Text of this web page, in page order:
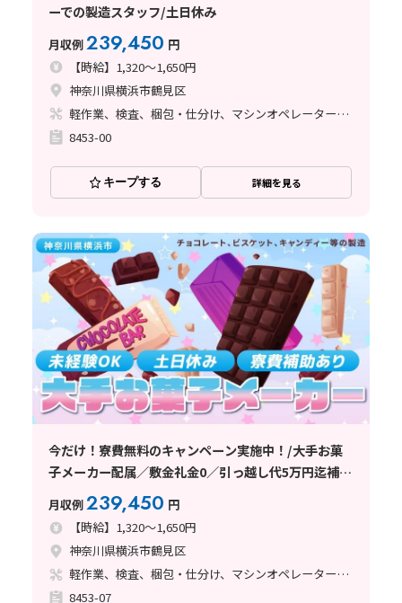
ーでの製造スタッフ/土日休み
月収例239,450 円
【時給】1,320～1,650円
神奈川県横浜市鶴見区
軽作業、検査、梱包・仕分け、マシンオペレーター、清掃・洗浄、ライン作業、立ち作業
8453-00
キープする 詳細を見る
今だけ！寮費無料のキャンペーン実施中！/大手お菓
子メーカー配属／敷金礼金0／引っ越し代5万円迄補助
／赴任交通費全額会社負担
月収例239,450 円
【時給】1,320～1,650円
神奈川県横浜市鶴見区
軽作業、検査、梱包・仕分け、マシンオペレーター、清掃・洗浄、ライン作業、立ち作業
8453-07